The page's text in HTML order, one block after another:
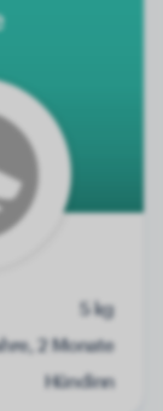
5 kg
2 Monate
Hündinn